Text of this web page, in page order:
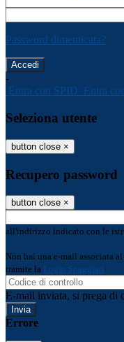
Password dimenticata?
-
Entra con SPID Entra
Seleziona utente
button close ×
Recupero password
button close ×
all'indirizzo indicato con le
Non hai una e-mail associata
tramite la Login Spaggiari
E-mail inviata, si prega di
Errore